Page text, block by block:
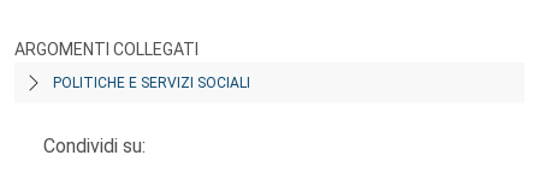
ARGOMENTI COLLEGATI
POLITICHE E SERVIZI SOCIALI
Condividi su: